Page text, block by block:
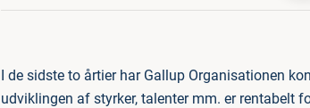
I de sidste to årtier har Gallup Organisationen
udviklingen af styrker, talenter mm. er rentabelt